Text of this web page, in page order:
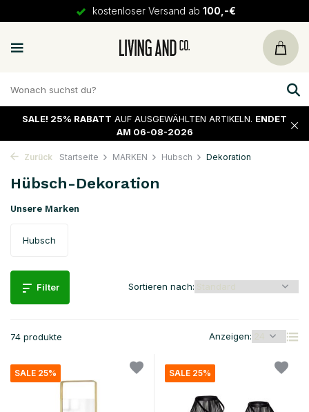
30 Tage Rückgaberecht
SALE! 25% RABATT AUF AUSGEWÄHLTEN ARTIKELN. ENDET
AM 06-08-2026
Zurück Startseite MARKEN Hubsch Dekoration
Hübsch-Dekoration
Unsere Marken
Hubsch
Filter
74 produkte Anzeigen:
Sortieren nach:
SALE 25% SALE 25%